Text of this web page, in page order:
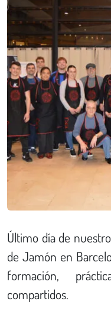
Último día de
de Jamón en
formación,
compartidos.